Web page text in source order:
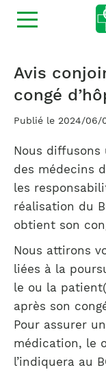
Ouvrir
la
Avis
congé
Publié le 2024/06/
Nous diffusons
des médecins
les
réalisation du
obtient son
Nous attirons
liées à la
le ou la
après son
Pour assurer
médication, le
l’indiquera au